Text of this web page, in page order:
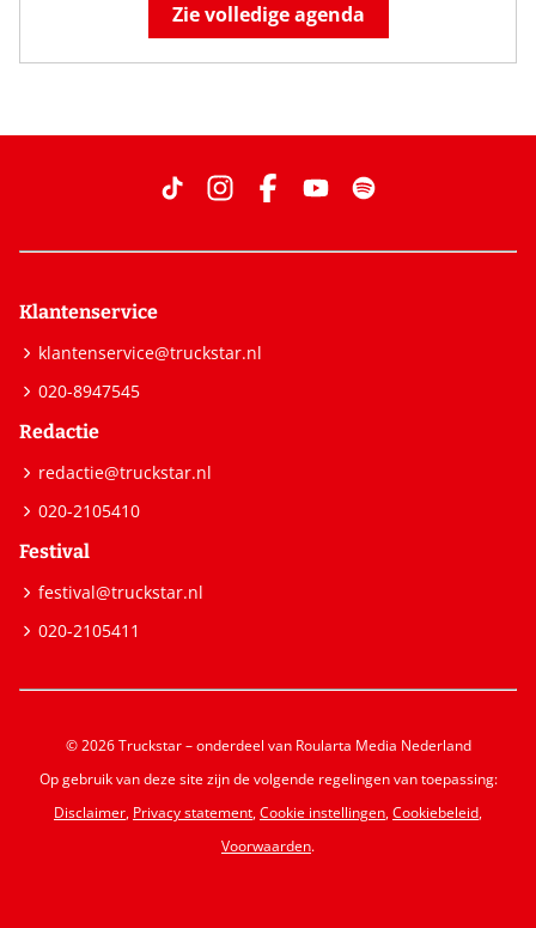
Zie volledige agenda
Klantenservice
klantenservice@truckstar.nl
020-8947545
Redactie
redactie@truckstar.nl
020-2105410
Festival
festival@truckstar.nl
020-2105411
© 2026 Truckstar – onderdeel van Roularta Media Nederland
Op gebruik van deze site zijn de volgende regelingen van toepassing:
Disclaimer, Privacy statement,Cookie instellingen,Cookiebeleid,
Voorwaarden.